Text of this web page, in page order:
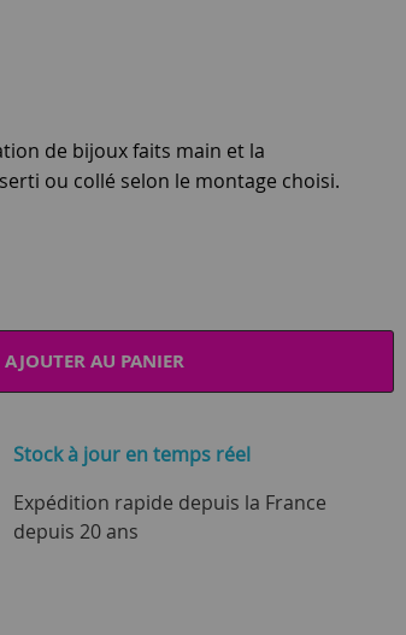
de bijoux faits main et la
ou collé selon le montage choisi.
AJOUTER AU PANIER
Stock à jour en temps réel
Expédition rapide depuis la France
depuis 20 ans